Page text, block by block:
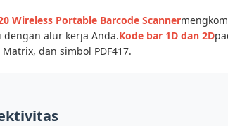
Wireless Portable Barcode Scanner
alur kerja Anda.Kode bar 1D dan 2D
dan simbol PDF417.